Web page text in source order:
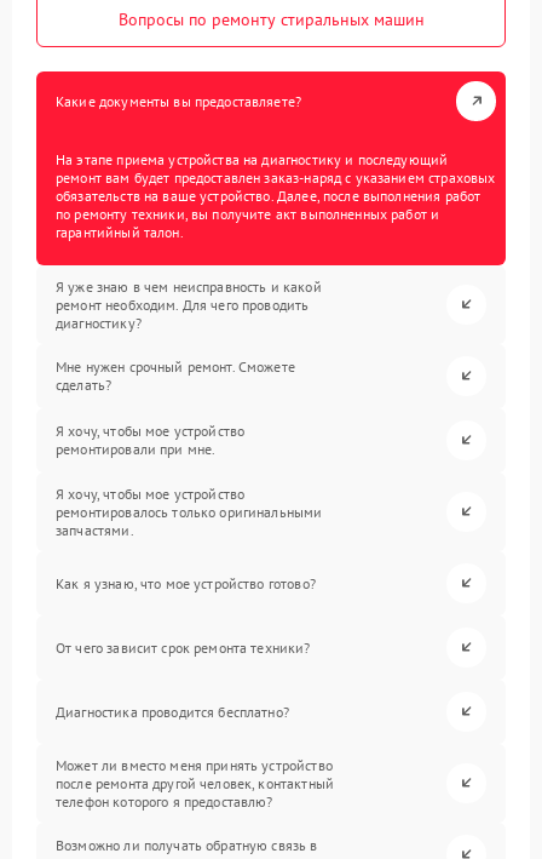
Вопросы по ремонту стиральных машин
Какие документы вы предоставляете?
На этапе приема устройства на диагностику и последующий
ремонт вам будет предоставлен заказ-наряд с указанием страховых
обязательств на ваше устройство. Далее, после выполнения работ
по ремонту техники, вы получите акт выполненных работ и
гарантийный талон.
Я уже знаю в чем неисправность и какой
ремонт необходим. Для чего проводить
диагностику?
Мне нужен срочный ремонт. Сможете
сделать?
Я хочу, чтобы мое устройство
ремонтировали при мне.
Я хочу, чтобы мое устройство
ремонтировалось только оригинальными
запчастями.
Как я узнаю, что мое устройство готово?
От чего зависит срок ремонта техники?
Диагностика проводится бесплатно?
Может ли вместо меня принять устройство
после ремонта другой человек, контактный
телефон которого я предоставлю?
Возможно ли получать обратную связь в